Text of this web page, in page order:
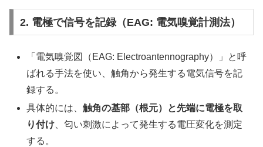
2. 電極で信号を記録（EAG: 電気嗅覚計測法）
「電気嗅覚図（EAG: Electroantennography）」と呼
ばれる手法を使い、触角から発生する電気信号を記
録する。
具体的には、触角の基部（根元）と先端に電極を取
り付け 、匂い刺激によって発生する電圧変化を測定
する。